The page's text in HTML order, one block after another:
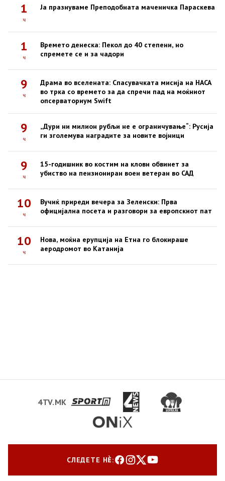
1
ч
Ја празнуваме Преподобната маченичка Параскева
1
ч
Времето денеска: Пекол до 40 степени, но
спремете се и за чадори
9
ч
Драма во вселената: Спасувачката мисија на НАСА
во трка со времето за да спречи пад на моќниот
опсерваториум Swift
9
ч
„Дури ни милион рубљи не е ограничување“: Русија
ги зголемува наградите за новите војници
9
ч
15-годишник во костим на кловн обвинет за
убиство на пензиониран воен ветеран во САД
10
ч
Вучиќ приреди вечера за Зеленски: Прва
официјална посета и разговори за европскиот пат
10
ч
Нова, моќна ерупција на Етна го блокираше
аеродромот во Катанија
4TV.MK
СЛЕДЕТЕ НЀ: